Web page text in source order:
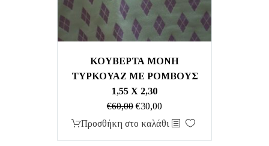
ΚΟΥΒΕΡΤΑ ΜΟΝΗ
ΤΥΡΚΟΥΑΖ ΜΕ ΡΟΜΒΟΥΣ
1,55 Χ 2,30
€60,00 Original
price
€30,00Η
τρέχουσα
Προσθήκη στο καλάθι